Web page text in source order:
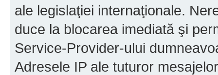
ale legislaţiei internaţionale.
duce la blocarea imediată şi
Service-Provider-ului
Adresele IP ale tuturor